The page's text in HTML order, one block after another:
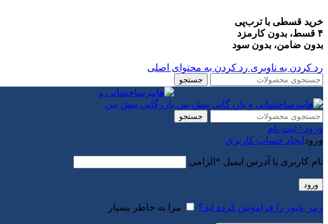
خرید قسطی با ترب‌پی
۴ قسط، بدون کارمزد
بدون ضامن، بدون سود
رد کردن به ناوبری رد کردن به محتوای اصلی
جستجو
جستجو
ورود / ثبت نام
ورود ایجاد حساب کاربری
نام کاربری یا آدرس ایمیل * الزامی
ورود
رمز عبور را فراموش کرده اید؟ مرا به خاطر بسپار